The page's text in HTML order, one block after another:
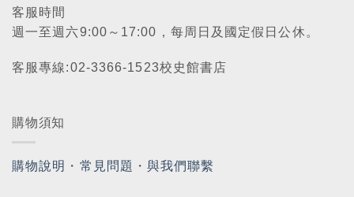
客服時間
週一至週六9:00～17:00，每周日及國定假日公休。
客服專線:02-3366-1523校史館書店
購物須知
購物說明 ・ 常見問題 ・與我們聯繫